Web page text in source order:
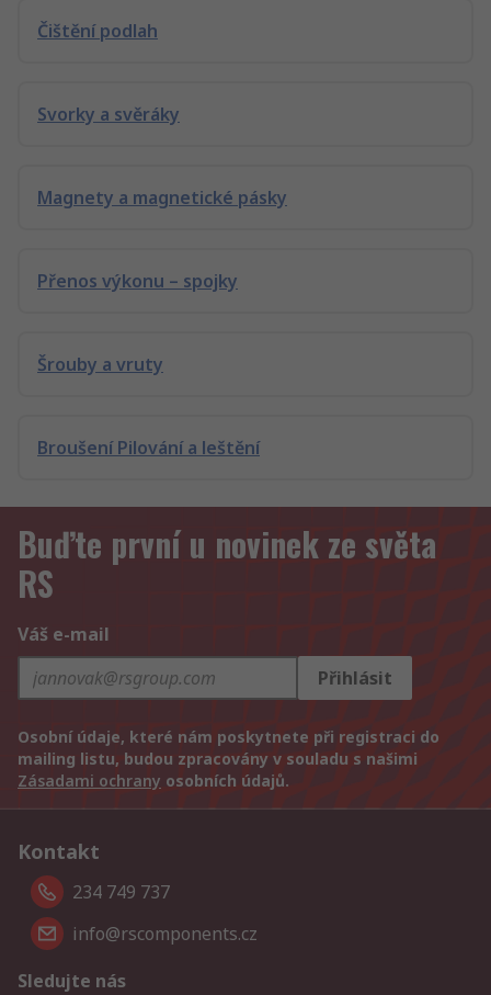
Čištění podlah
Svorky a svěráky
Magnety a magnetické pásky
Přenos výkonu – spojky
Šrouby a vruty
Broušení Pilování a leštění
Buďte první u novinek ze světa
RS
Váš e-mail
Přihlásit
Osobní údaje, které nám poskytnete při registraci do
mailing listu, budou zpracovány v souladu s našimi
Zásadami ochrany osobních údajů.
Kontakt
234 749 737
info@rscomponents.cz
Sledujte nás